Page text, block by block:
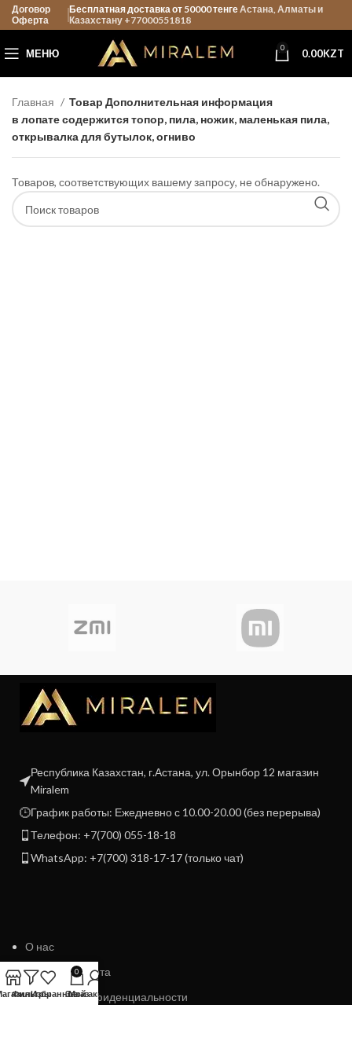
Договор
Оферта
Бесплатная доставка от 50000 тенгеАстана, Алматы и
Казахстану +77000551818
МЕНЮ 0 0.00KZT
Главная
Товар Дополнительная информация
в лопате содержится топор, пила, ножик, маленькая пила,
открывалка для бутылок, огниво
Товаров, соответствующих вашему запросу, не обнаружено.
Республика Казахстан, г.Астана, ул. Орынбор 12 магазин
Miralem
График работы: Ежедневно с 10.00-20.00 (без перерыва)
Телефон: +7(700) 055-18-18
WhatsApp: +7(700) 318-17-17 (только чат)
О нас
Договор Оферта
Политика конфиденциальности
ФильтрыИзбранное
0
Заказ
Мой аккаунт